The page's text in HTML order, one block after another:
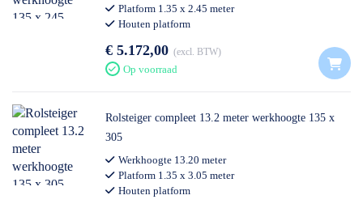
Platform 1.35 x 2.45 meter
Houten platform
€ 5.172,00 excl. BTW
Op voorraad
Rolsteiger compleet 13.2 meter werkhoogte 135 x
305
Werkhoogte 13.20 meter
Platform 1.35 x 3.05 meter
Houten platform